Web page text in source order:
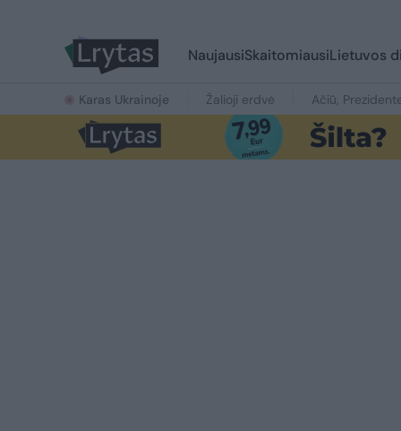
NaujausiSkaitomiausiLietuvos
Karas Ukrainoje Žalioji erdvė Ačiū,